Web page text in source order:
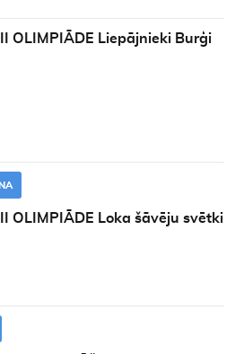
OLIMPIĀDE Liepājnieki Burģi
OLIMPIĀDE Loka šāvēju svētki